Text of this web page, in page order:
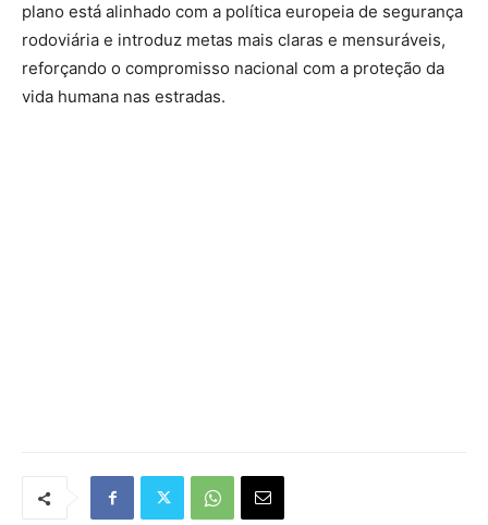
plano está alinhado com a política europeia de segurança
rodoviária e introduz metas mais claras e mensuráveis,
reforçando o compromisso nacional com a proteção da
vida humana nas estradas.